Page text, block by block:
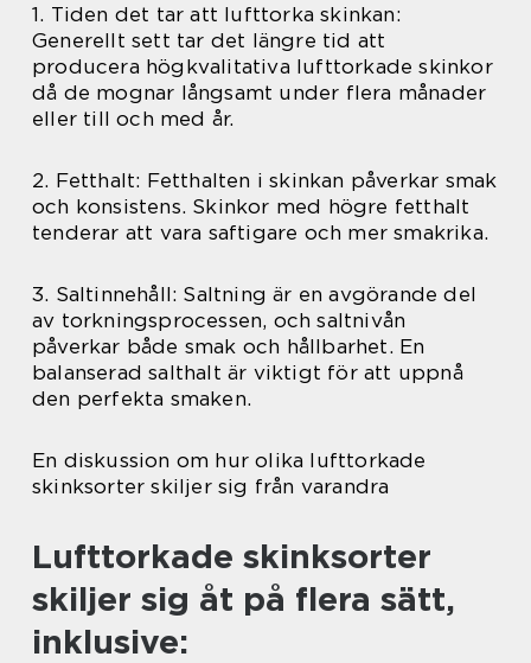
1. Tiden det tar att lufttorka skinkan:
Generellt sett tar det längre tid att
producera högkvalitativa lufttorkade skinkor
då de mognar långsamt under flera månader
eller till och med år.
2. Fetthalt: Fetthalten i skinkan påverkar smak
och konsistens. Skinkor med högre fetthalt
tenderar att vara saftigare och mer smakrika.
3. Saltinnehåll: Saltning är en avgörande del
av torkningsprocessen, och saltnivån
påverkar både smak och hållbarhet. En
balanserad salthalt är viktigt för att uppnå
den perfekta smaken.
En diskussion om hur olika lufttorkade
skinksorter skiljer sig från varandra
Lufttorkade skinksorter
skiljer sig åt på flera sätt,
inklusive: